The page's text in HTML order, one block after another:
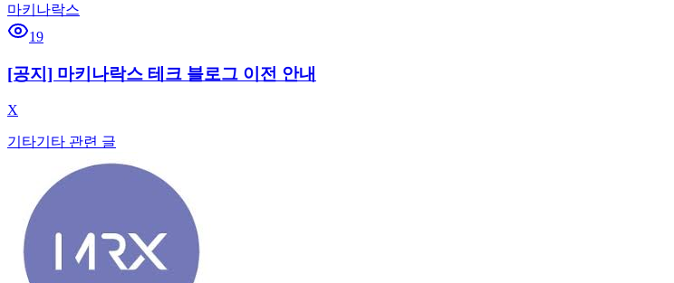
마키나락스
19
[공지] 마키나락스 테크 블로그 이전 안내
X
기타기타 관련 글